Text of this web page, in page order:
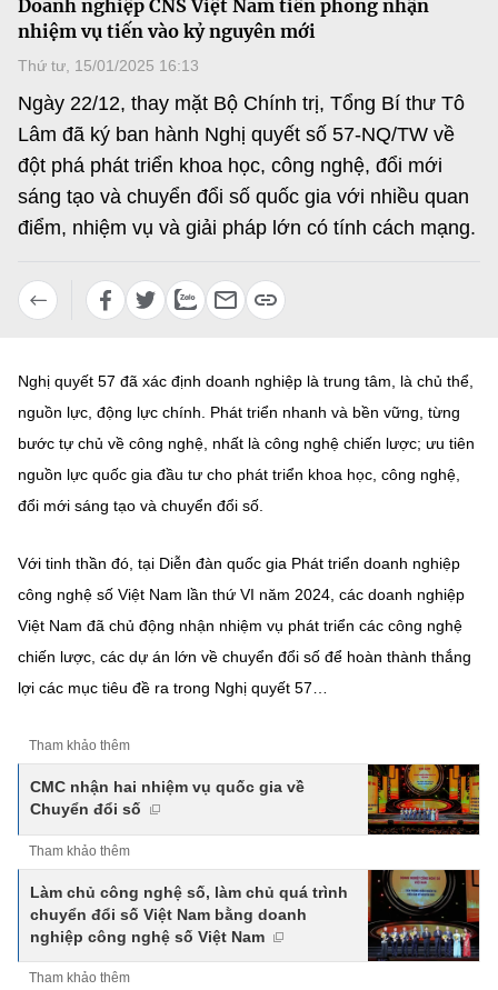
Sở Khoa học và Công nghệ
Chuyển đổi số
Sở hữu trí tuệ
Tiêu chuẩn, đo lường, chất lượng
Tin tổng hợp
Văn bản QPPL
Lấy ý kiến người dân về dự thảo VBQPPL
MST IOFFICE
THỐNG KÊ
Khoa học và Công nghệ
Đổi mới sáng tạo
Chuyển đổi số
Bưu chính, Viễn thông
Năng lượng nguyên tử
Multimedia
THƯ ĐIỆN TỬ
Khác
Infographic
Voice
Chọn ngôn ngữ
Vietnamese English
BỘ KHOA HỌC VÀ CÔNG NGHỆ
MINISTRY OF SCIENCE AND TECHNOLOGY
Cơ quan chủ quản: Bộ Khoa học và Công nghệ (MST)
Giám đốc Trung tâm Truyền thông Khoa học và Công nghệ.
Địa chỉ: Ban Biên tập Cổng TTĐT - 18 Nguyễn Du, TP. Hà Nội
Điện thoại: 024 3936 9506
Email:
stc@mst.gov.vn
©2026 Bản quyền thuộc Bộ Khoa Học và Công Nghệ
Doanh nghiệp CNS Việt Nam tiên phong nhận
nhiệm vụ tiến vào kỷ nguyên mới
Thứ tư, 15/01/2025 16:13
Ngày 22/12, thay mặt Bộ Chính trị, Tổng Bí thư Tô
Lâm đã ký ban hành Nghị quyết số 57-NQ/TW về
đột phá phát triển khoa học, công nghệ, đổi mới
sáng tạo và chuyển đổi số quốc gia với nhiều quan
điểm, nhiệm vụ và giải pháp lớn có tính cách mạng.
Nghị quyết 57 đã xác định doanh nghiệp là trung tâm, là chủ thể,
nguồn lực, động lực chính. Phát triển nhanh và bền vững, từng
bước tự chủ về công nghệ, nhất là công nghệ chiến lược; ưu tiên
nguồn lực quốc gia đầu tư cho phát triển khoa học, công nghệ,
đổi mới sáng tạo và chuyển đổi số.
Với tinh thần đó, tại Diễn đàn quốc gia Phát triển doanh nghiệp
công nghệ số Việt Nam lần thứ VI năm 2024, các doanh nghiệp
Việt Nam đã chủ động nhận nhiệm vụ phát triển các công nghệ
chiến lược, các dự án lớn về chuyển đổi số để hoàn thành thắng
lợi các mục tiêu đề ra trong Nghị quyết 57…
Tham khảo thêm
CMC nhận hai nhiệm vụ quốc gia về
Chuyển đổi số
Tham khảo thêm
Làm chủ công nghệ số, làm chủ quá trình
chuyển đổi số Việt Nam bằng doanh
nghiệp công nghệ số Việt Nam
Tham khảo thêm